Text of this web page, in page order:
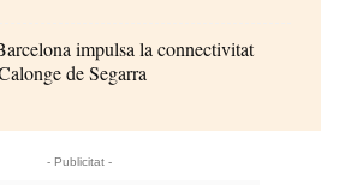
impulsa la connectivitat
de Segarra
- Publicitat -